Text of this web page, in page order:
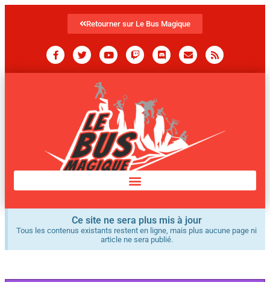
Retourner sur Le Bus Magique
Ce site ne sera plus mis à jour
Tous les contenus existants restent en ligne, mais plus aucune page ni
article ne sera publié.